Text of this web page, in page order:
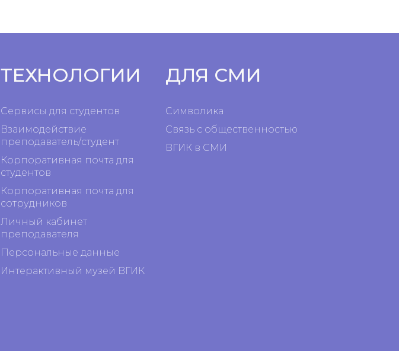
ТЕХНОЛОГИИ
Сервисы для студентов
Взаимодействие
преподаватель/студент
Корпоративная почта для
студентов
Корпоративная почта для
сотрудников
Личный кабинет
преподавателя
Персональные данные
Интерактивный музей ВГИК
ДЛЯ СМИ
Символика
Связь с общественностью
ВГИК в СМИ